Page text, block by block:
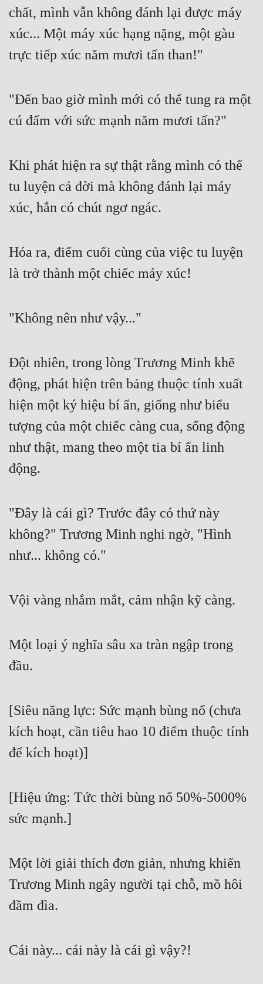
chất, mình vẫn không đánh lại được máy
xúc... Một máy xúc hạng nặng, một gàu
trực tiếp xúc năm mươi tấn than!"
"Đến bao giờ mình mới có thể tung ra một
cú đấm với sức mạnh năm mươi tấn?"
Khi phát hiện ra sự thật rằng mình có thể
tu luyện cả đời mà không đánh lại máy
xúc, hắn có chút ngơ ngác.
Hóa ra, điểm cuối cùng của việc tu luyện
là trở thành một chiếc máy xúc!
"Không nên như vậy..."
Đột nhiên, trong lòng Trương Minh khẽ
động, phát hiện trên bảng thuộc tính xuất
hiện một ký hiệu bí ẩn, giống như biểu
tượng của một chiếc càng cua, sống động
như thật, mang theo một tia bí ẩn linh
động.
"Đây là cái gì? Trước đây có thứ này
không?" Trương Minh nghi ngờ, "Hình
như... không có."
Vội vàng nhắm mắt, cảm nhận kỹ càng.
Một loại ý nghĩa sâu xa tràn ngập trong
đầu.
[Siêu năng lực: Sức mạnh bùng nổ (chưa
kích hoạt, cần tiêu hao 10 điểm thuộc tính
để kích hoạt)]
[Hiệu ứng: Tức thời bùng nổ 50%-5000%
sức mạnh.]
Một lời giải thích đơn giản, nhưng khiến
Trương Minh ngây người tại chỗ, mồ hôi
đầm đìa.
Cái này... cái này là cái gì vậy?!